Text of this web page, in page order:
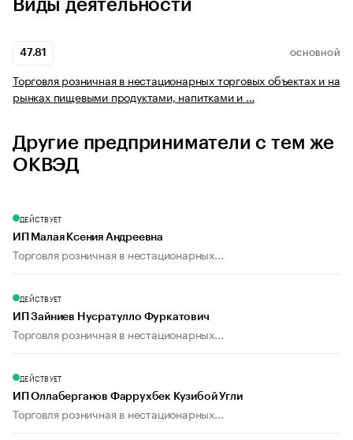
Виды деятельности
47.81 ОСНОВНОЙ
Торговля розничная в нестационарных торговых объектах и на
рынках пищевыми продуктами, напитками и …
Другие предприниматели с тем же
ОКВЭД
ДЕЙСТВУЕТ
ИП Малая Ксения Андреевна
Торговля розничная в нестационарных...
ДЕЙСТВУЕТ
ИП Зайниев Нусратулло Фуркатович
Торговля розничная в нестационарных...
ДЕЙСТВУЕТ
ИП Оллаберганов Фаррухбек Кузибой Угли
Торговля розничная в нестационарных...